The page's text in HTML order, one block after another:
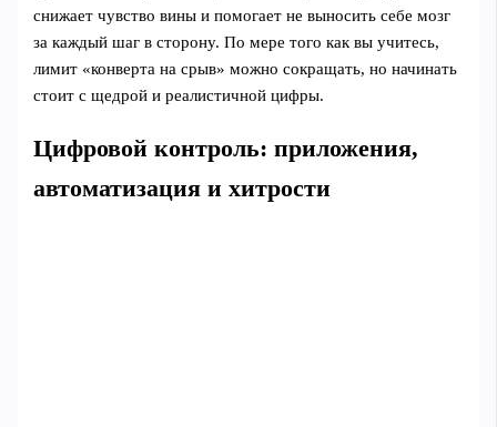
снижает чувство вины и помогает не выносить себе мозг
за каждый шаг в сторону. По мере того как вы учитесь,
лимит «конверта на срыв» можно сокращать, но начинать
стоит с щедрой и реалистичной цифры.
Цифровой контроль: приложения,
автоматизация и хитрости